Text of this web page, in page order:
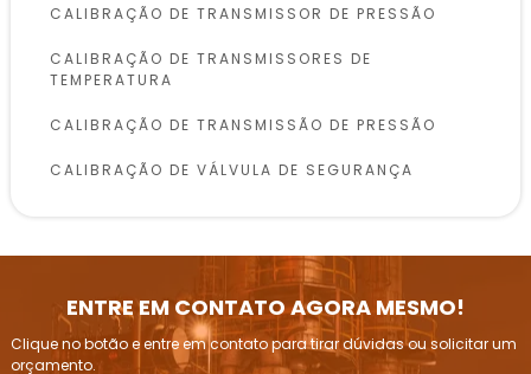
CALIBRAÇÃO DE TRANSMISSOR DE PRESSÃO
CALIBRAÇÃO DE TRANSMISSORES DE
TEMPERATURA
CALIBRAÇÃO DE TRANSMISSÃO DE PRESSÃO
CALIBRAÇÃO DE VÁLVULA DE SEGURANÇA
INSPEÇÃO DE VASOS DE PRESSÃO
INSPEÇÃO E CALIBRAÇÃO DE VÁLVULAS DE
ALÍVIO DE PRESSÃO
ENTRE EM CONTATO AGORA MESMO!
Clique no botão e entre em contato para tirar dúvidas ou solicitar um
orçamento.